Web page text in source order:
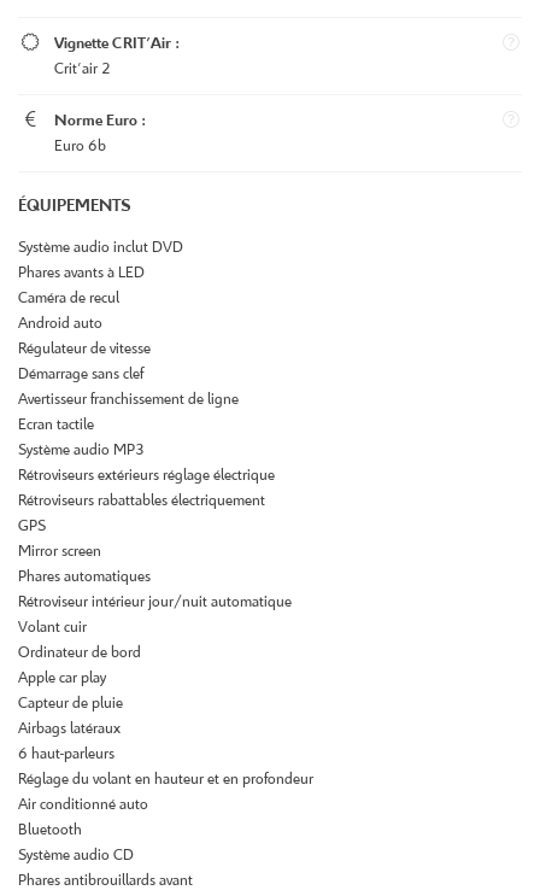
La Centrale
Véhicules neufs
Contact
RESTEZ

Vignette CRIT'Air :
Crit'air 2

Norme Euro :
Euro 6b
ÉQUIPEMENTS
Système audio inclut DVD
Phares avants à LED
Caméra de recul
Android auto
Régulateur de vitesse
Démarrage sans clef
Avertisseur franchissement de ligne
Ecran tactile
Système audio MP3
Rétroviseurs extérieurs réglage électrique
Rétroviseurs rabattables électriquement
GPS
Mirror screen
Phares automatiques
Rétroviseur intérieur jour/nuit automatique
Volant cuir
Ordinateur de bord
Apple car play
Capteur de pluie
Airbags latéraux
6 haut-parleurs
Réglage du volant en hauteur et en profondeur
Air conditionné auto
Bluetooth
Système audio CD
Phares antibrouillards avant